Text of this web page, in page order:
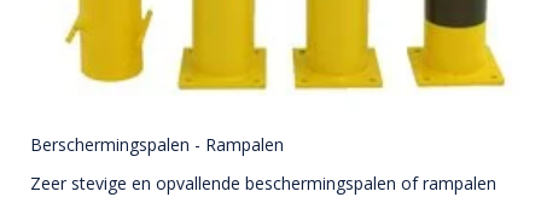
Berschermingspalen - Rampalen
Zeer stevige en opvallende beschermingspalen of rampalen